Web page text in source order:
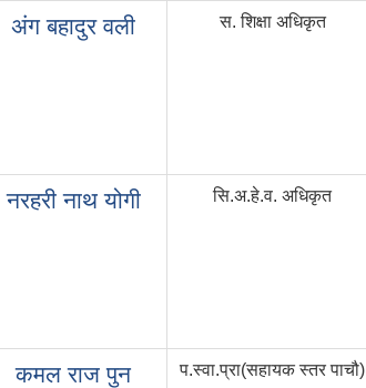
अंग बहादुर वली स. शिक्षा अधिकृत
नरहरी नाथ योगी सि.अ.हे.व. अधिकृत
कमल राज पुन प.स्वा.प्रा(सहायक स्तर पाचौ)